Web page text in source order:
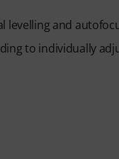
levelling and
to individually